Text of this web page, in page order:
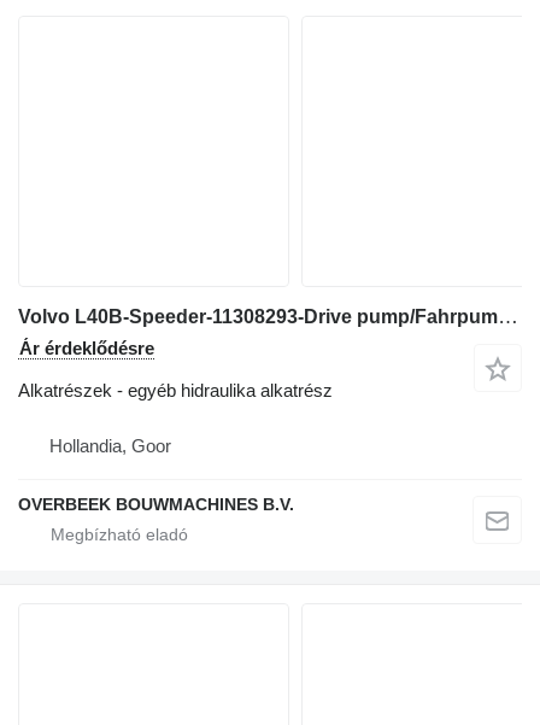
Volvo L40B-Speeder-11308293-Drive pump/Fahrpumpe/Rijpomp
Ár érdeklődésre
Alkatrészek - egyéb hidraulika alkatrész
Hollandia, Goor
OVERBEEK BOUWMACHINES B.V.